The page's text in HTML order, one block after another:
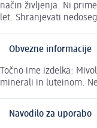
način življenja. Ni
let. Shranjevati
Obvezne informacije
Točno ime izdelka:
minerali in luteinom.
Navodilo za uporabo